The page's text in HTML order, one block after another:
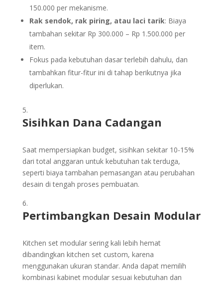
150.000 per mekanisme.
Rak sendok, rak piring, atau laci tarik: Biaya
tambahan sekitar Rp 300.000 – Rp 1.500.000 per
item.
Fokus pada kebutuhan dasar terlebih dahulu, dan
tambahkan fitur-fitur ini di tahap berikutnya jika
diperlukan.
Sisihkan Dana Cadangan
Saat mempersiapkan budget, sisihkan sekitar 10-15%
dari total anggaran untuk kebutuhan tak terduga,
seperti biaya tambahan pemasangan atau perubahan
desain di tengah proses pembuatan.
Pertimbangkan Desain Modular
Kitchen set modular sering kali lebih hemat
dibandingkan kitchen set custom, karena
menggunakan ukuran standar. Anda dapat memilih
kombinasi kabinet modular sesuai kebutuhan dan